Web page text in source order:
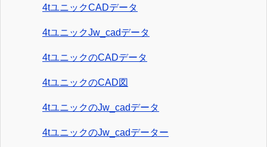
4tユニックCADデータ
4tユニックJw_cadデータ
4tユニックのCADデータ
4tユニックのCAD図
4tユニックのJw_cadデータ
4tユニックのJw_cadデーター